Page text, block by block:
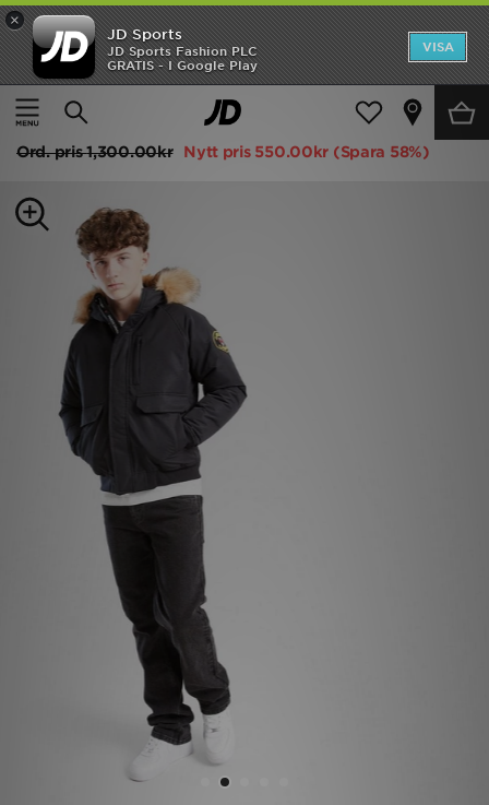
×
JD Sports
JD Sports Fashion PLC
GRATIS - I Google Play
VISA
Hem
Barn Juniorkläder (8-15 År) Jackor
Zavetti Canada Abelli Bomber Jacket Junior
Ord. pris1,300.00kr Nytt pris 550.00kr (Spara 58%)
Hem
Rea
Dam
Varumärken
Bästsäljare
Ladda ner appen
Mina meddelanden